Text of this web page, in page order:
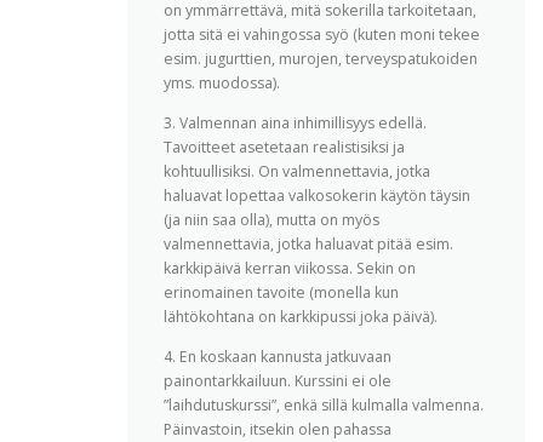
on ymmärrettävä, mitä sokerilla tarkoitetaan,
jotta sitä ei vahingossa syö (kuten moni tekee
esim. jugurttien, murojen, terveyspatukoiden
yms. muodossa).
3. Valmennan aina inhimillisyys edellä.
Tavoitteet asetetaan realistisiksi ja
kohtuullisiksi. On valmennettavia, jotka
haluavat lopettaa valkosokerin käytön täysin
(ja niin saa olla), mutta on myös
valmennettavia, jotka haluavat pitää esim.
karkkipäivä kerran viikossa. Sekin on
erinomainen tavoite (monella kun
lähtökohtana on karkkipussi joka päivä).
4. En koskaan kannusta jatkuvaan
painontarkkailuun. Kurssini ei ole
”laihdutuskurssi”, enkä sillä kulmalla valmenna.
Päinvastoin, itsekin olen pahassa